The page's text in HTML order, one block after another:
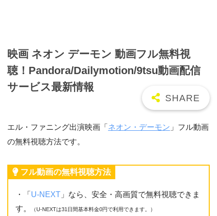
映画 ネオン デーモン 動画フル無料視
聴！Pandora/Dailymotion/9tsu動画配信
サービス最新情報
エル・ファニング出演映画「 ネオン・デーモン 」フル動画
の無料視聴方法です。
フル動画の無料視聴方法
・「 U-NEXT 」なら、安全・高画質で無料視聴できま
す。
（U-NEXTは31日間基本料金0円で利用できます。）